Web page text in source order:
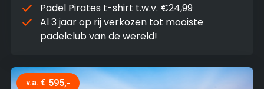
Padel Pirates t-shirt t.w.v. €24,99
Al 3 jaar op rij verkozen tot mooiste
padelclub van de wereld!
v.a. € 595,-